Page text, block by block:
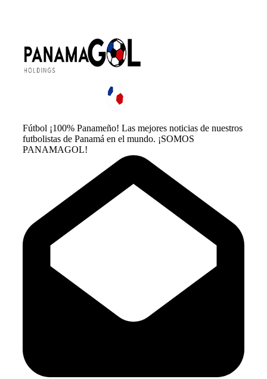
Fútbol ¡100% Panameño! Las mejores noticias de nuestros
futbolistas de Panamá en el mundo. ¡SOMOS
PANAMAGOL!